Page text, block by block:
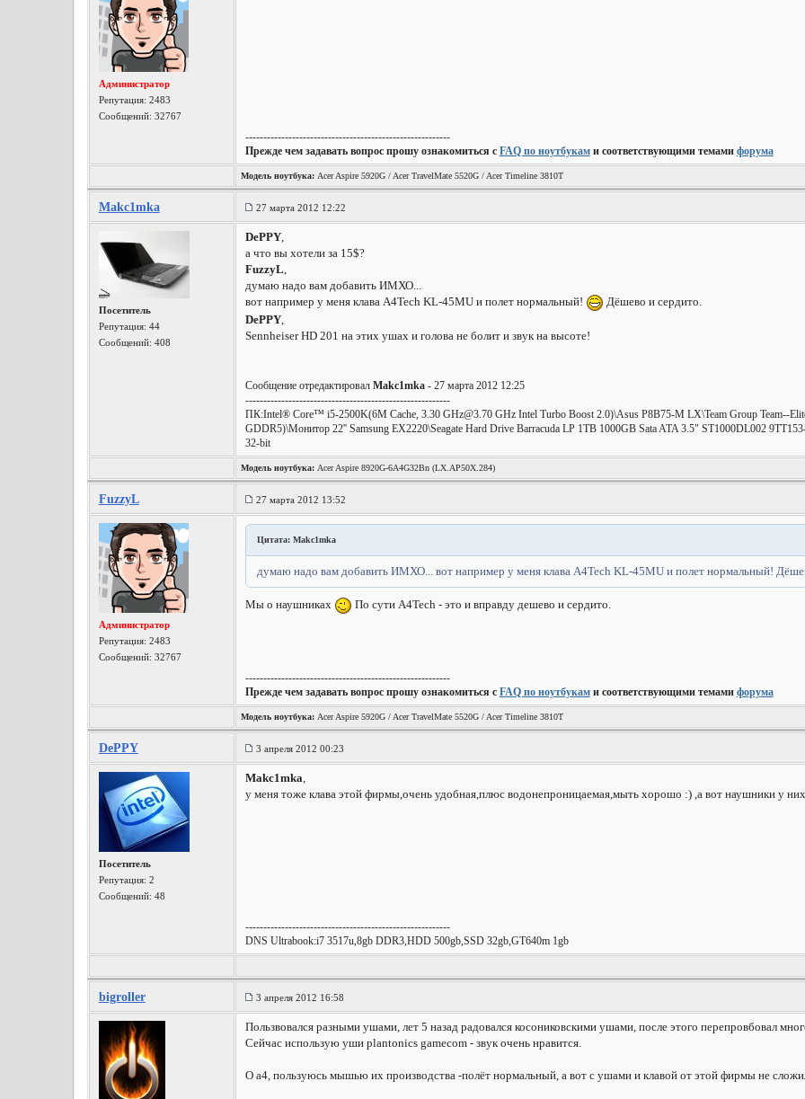
Администратор
Репутация: 2483
Сообщений: 32767
---------------------------------------------------------
Прежде чем задавать вопрос прошу ознакомиться с FAQ по ноутбуками соответствующими темами форума
Модель ноутбука:Acer Aspire 5920G / Acer TravelMate 5520G / Acer Timeline 3810T
Makc1mka 27 марта 2012 12:22
Посетитель
Репутация: 44
Сообщений: 408
DePPY,
а что вы хотели за 15$?
FuzzyL,
думаю надо вам добавить ИМХО...
вот например у меня клава A4Tech KL-45MU и полет нормальный!
Дёшево и сердито.
DePPY,
Sennheiser HD 201 на этих ушах и голова не болит и звук на высоте!
Сообщение отредактировал Makc1mka- 27 марта 2012 12:25
---------------------------------------------------------
ПК:Intel® Core™ i5-2500K(6M Cache, 3.30 GHz@3.70GHz Intel Turbo Boost 2.0)\Asus P8B75-M LX\Team Group Team--
GDDR5)\Монитор 22'' Samsung EX2220\Seagate Hard Drive Barracuda LP 1TB 1000GB Sata ATA 3.5" ST1000DL002
32-bit
Модель ноутбука:Acer Aspire 8920G-6A4G32Bn (LX.AP50X.284)
FuzzyL 27 марта 2012 13:52
Администратор
Репутация: 2483
Сообщений: 32767
Цитата: Makc1mka
думаю надо вам добавить ИМХО... вот например у меня клава A4Tech KL-45MU и полет нормальный!
Мы о наушниках По сути A4Tech - это и вправду дешево и сердито.
---------------------------------------------------------
Прежде чем задавать вопрос прошу ознакомиться с FAQ по ноутбуками соответствующими темами форума
Модель ноутбука:Acer Aspire 5920G / Acer TravelMate 5520G / Acer Timeline 3810T
DePPY 3 апреля 2012 00:23
Посетитель
Репутация: 2
Сообщений: 48
Makc1mka,
у меня тоже клава этой фирмы,очень удобная,плюс водонепроницаемая,мыть хорошо :) ,а вот наушники у
---------------------------------------------------------
DNS Ultrabook:i7 3517u,8gb DDR3,HDD 500gb,SSD 32gb,GT640m 1gb
bigroller 3 апреля 2012 16:58
Пользвовался разными ушами, лет 5 назад радовался косониковскими ушами, после этого перепровбовал
Сейчас использую уши plantonics gamecom - звук очень нравится.
О а4, пользуюсь мышью их производства -полёт нормальный, а вот с ушами и клавой от этой фирмы не